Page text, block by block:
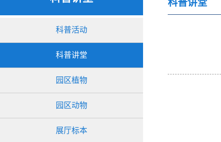
科普活动
科普讲堂
园区植物
园区动物
展厅标本
科普讲堂